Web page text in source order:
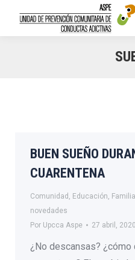
BUEN SUEÑO
CUARENTENA
Comunidad , Educación, Familia
novedades
Por Upcca Aspe 27 abril, 2020
¿No descansas? ¿cómo